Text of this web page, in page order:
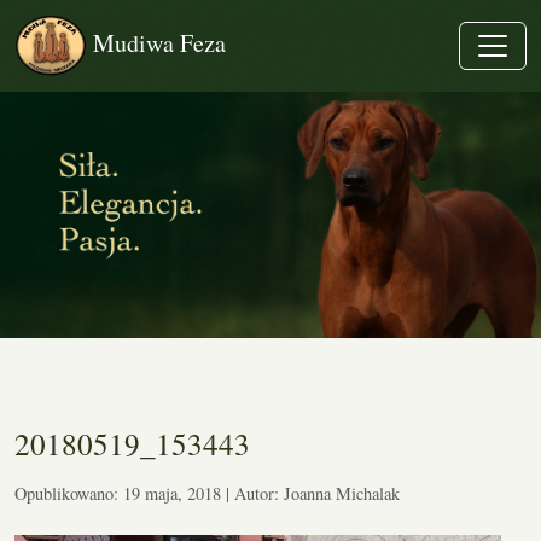
Mudiwa Feza
20180519_153443
Opublikowano: 19 maja, 2018 | Autor: Joanna Michalak